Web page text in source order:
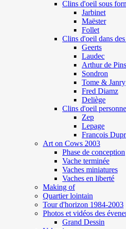
Clins d'oeil sous
Jarbinet
Maëster
Follet
Clins d'oeil dans
Geerts
Laudec
Arthur de Pins
Sondron
Tome & Janry
Fred Diamz
Deliège
Clins d'oeil
Zep
Lepage
François
Art on Cows 2003
Phase de conception
Vache terminée
Vaches miniatures
Vaches en liberté
Making of
Quartier lointain
Tour d'horizon 1984-2003
Photos et vidéos des
Grand Dessin